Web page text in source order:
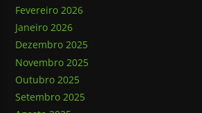
Fevereiro 2026
Janeiro 2026
Dezembro 2025
Novembro 2025
Outubro 2025
Setembro 2025